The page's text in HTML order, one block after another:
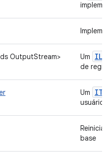
OutputStream> Um
de
Um
usuário
base